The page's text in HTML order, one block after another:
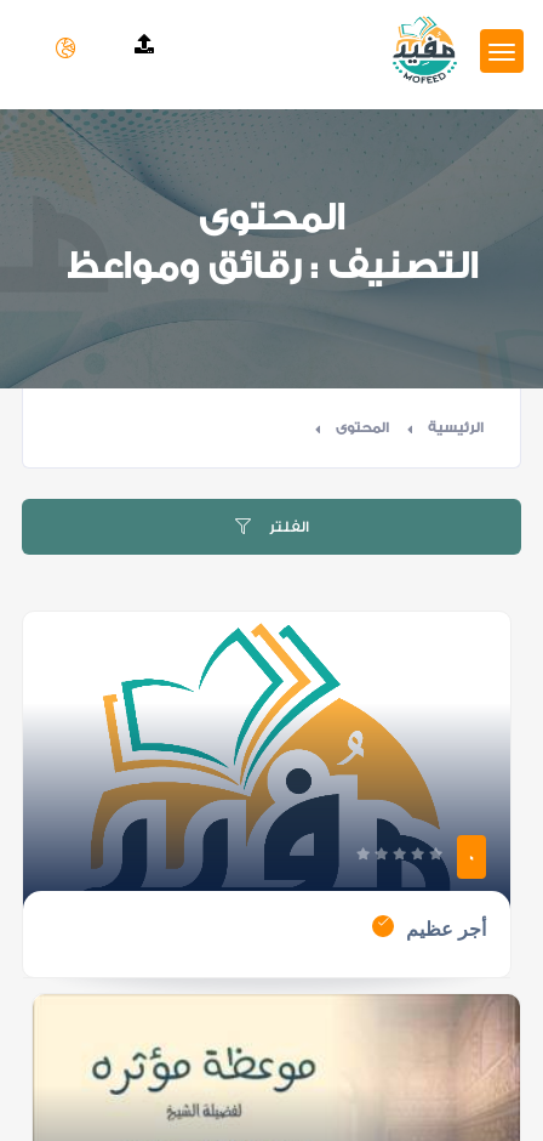
المحتوى
التصنيف : رقائق ومواعظ
الرئيسية المحتوى
الفلتر
0
أجر عظيم